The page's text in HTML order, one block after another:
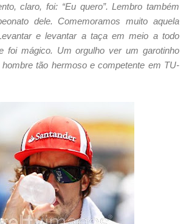
claro, foi: “Eu quero”.Lembro também
dele. Comemoramos muito aquela
e levantar a taça em meio a todo
foi mágico. Um orgulho ver um garotinho
tão hermoso e competente em TU-